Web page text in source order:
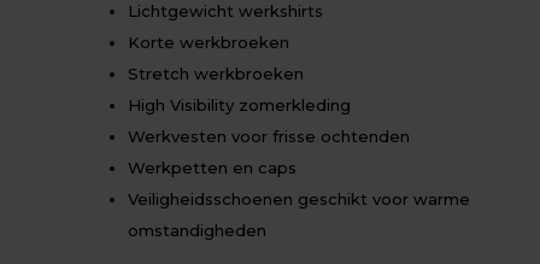
Lichtgewicht werkshirts
Korte werkbroeken
Stretch werkbroeken
High Visibility zomerkleding
Werkvesten voor frisse ochtenden
Werkpetten en caps
Veiligheidsschoenen geschikt voor warme
omstandigheden